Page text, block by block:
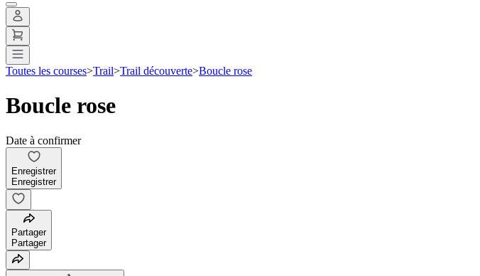
Toutes les courses>Trail>Trail découverte>Boucle rose
Boucle rose
Date à confirmer
Enregistrer
Enregistrer
Partager
Partager